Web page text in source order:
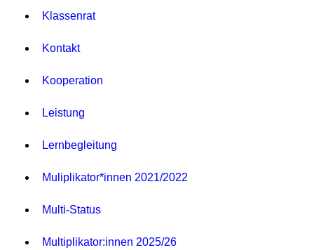
Klassenrat
Kontakt
Kooperation
Leistung
Lernbegleitung
Muliplikator*innen 2021/2022
Multi-Status
Multiplikator:innen 2025/26